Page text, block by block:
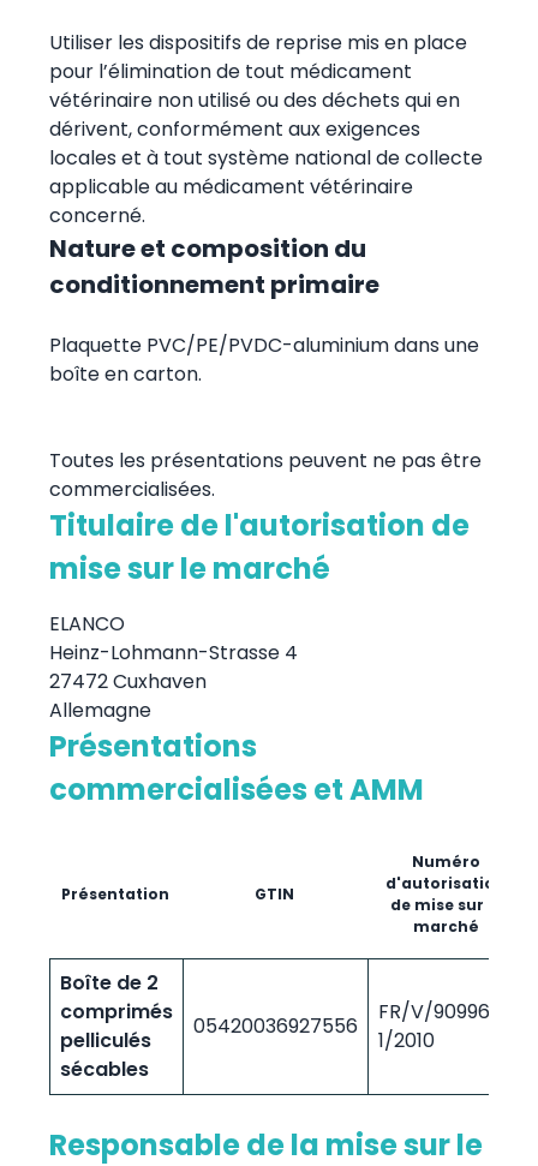
Utiliser les dispositifs de reprise mis en place
pour l’élimination de tout médicament
vétérinaire non utilisé ou des déchets qui en
dérivent, conformément aux exigences
locales et à tout système national de collecte
applicable au médicament vétérinaire
concerné.
Nature et composition du
conditionnement primaire
Plaquette PVC/PE/PVDC-aluminium dans une
boîte en carton.
Toutes les présentations peuvent ne pas être
commercialisées.
Titulaire de l'autorisation de
mise sur le marché
ELANCO
Heinz-Lohmann-Strasse 4
27472 Cuxhaven
Allemagne
Présentations
commercialisées et AMM
Présentation GTIN
Numéro
d'autorisation
de mise sur le
marché
Boîte de 2
comprimés
pelliculés
sécables
05420036927556
FR/V/9099646
1/2010
Responsable de la mise sur le